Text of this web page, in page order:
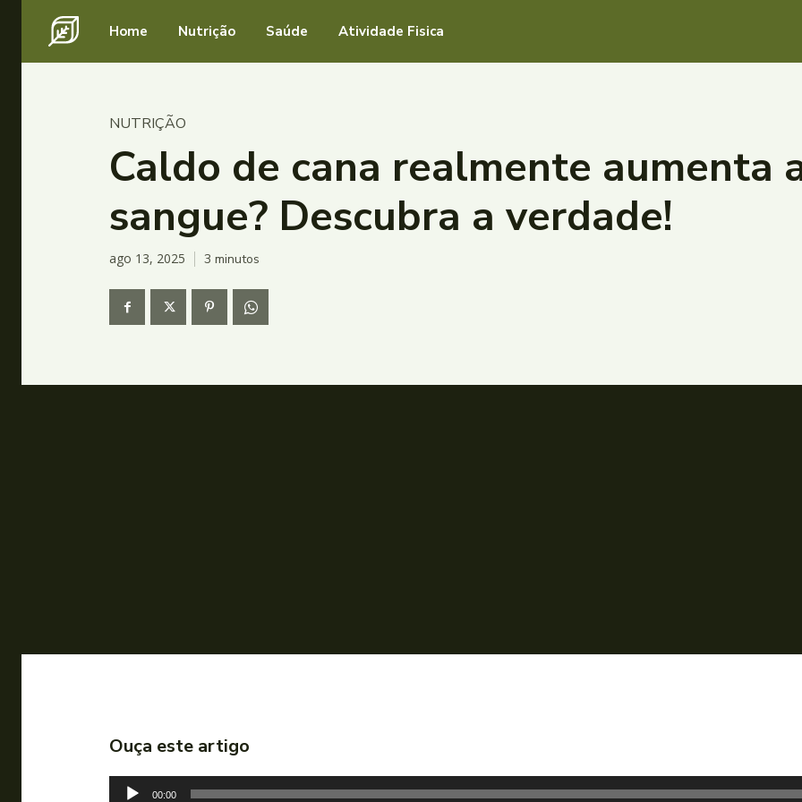
Home Nutrição Saúde Atividade Fisica
NUTRIÇÃO
Caldo de cana realmente aumenta
sangue? Descubra a verdade!
ago 13, 2025 3 minutos
Ouça este artigo
00:00